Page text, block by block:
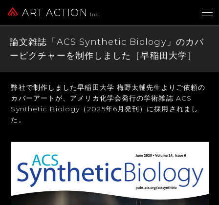
ART ACTION Inc.
論文雑誌「ACS Synthetic Biology」のカバ
ーピクチャーを制作しました［早稲田大学］
弊社で制作しました早稲田大学 梅野太輔先生よりご依頼の
カバーアートが、 アメリカ化学会発行の学術雑誌 ACS
Synthetic Biology（2025年6月発刊）に採用されまし
た。